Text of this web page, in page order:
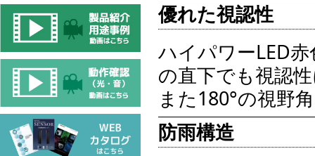
優れた視認性
ハイパワーLED
の直下でも視認
また180°の視野
防雨構造